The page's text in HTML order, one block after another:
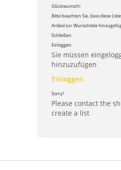
Glückwunsch!
Bitte beachten Sie, dass diese
Artikel zur Wunschliste
Schließen
Einloggen
Sie müssen
hinzuzufügen
Einloggen
Sorry!
Please contact the
create a list